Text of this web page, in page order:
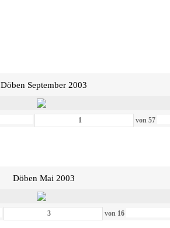
Döben September 2003
von57
Döben Mai 2003
von 16